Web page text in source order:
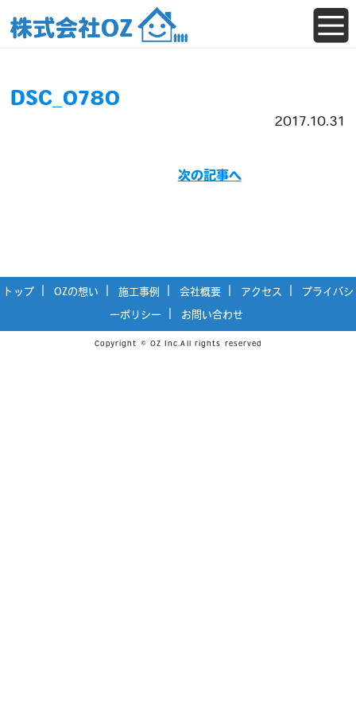
DSC_0780
2017.10.31
次の記事へ
トップ OZの想い 施工事例 会社概要 アクセス プライバシ
ーポリシー お問い合わせ
Copyright © OZ Inc.All rights reserved